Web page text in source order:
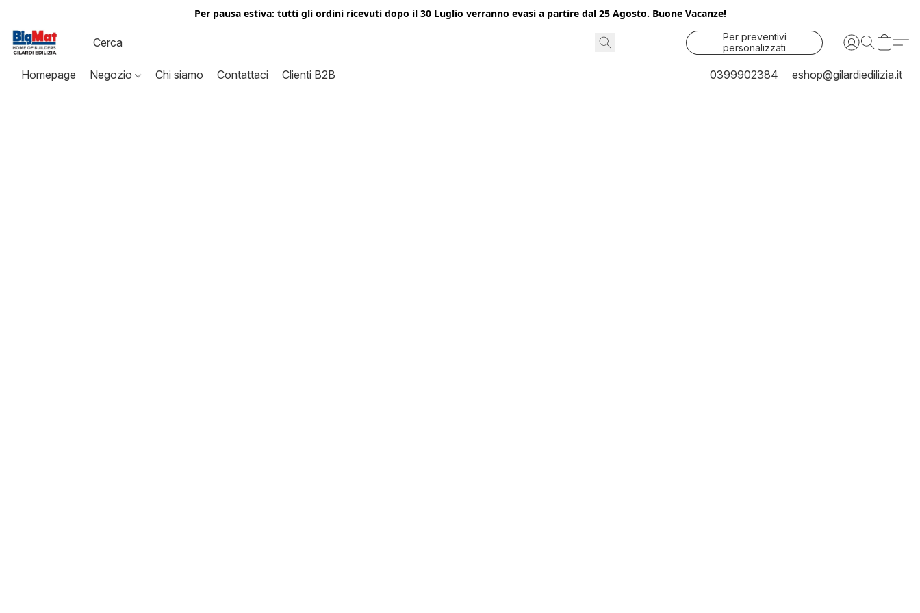
Per pausa estiva: tutti gli ordini ricevuti dopo il 30 Luglio verranno evasi a partire dal 25 Agosto. Buone Vacanze!
Per preventivi
personalizzati
contattaci
Homepage Negozio Chi siamo Contattaci Clienti B2B 0399902384 eshop@gilardiedilizia.it